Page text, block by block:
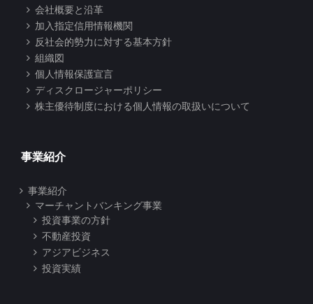
会社概要と沿革
加入指定信用情報機関
反社会的勢力に対する基本方針
組織図
個人情報保護宣言
ディスクロージャーポリシー
株主優待制度における個人情報の取扱いについて
事業紹介
事業紹介
マーチャントバンキング事業
投資事業の方針
不動産投資
アジアビジネス
投資実績